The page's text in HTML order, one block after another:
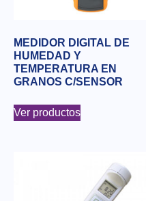
MEDIDOR DIGITAL DE
HUMEDAD Y
TEMPERATURA EN
GRANOS C/SENSOR
Ver productos